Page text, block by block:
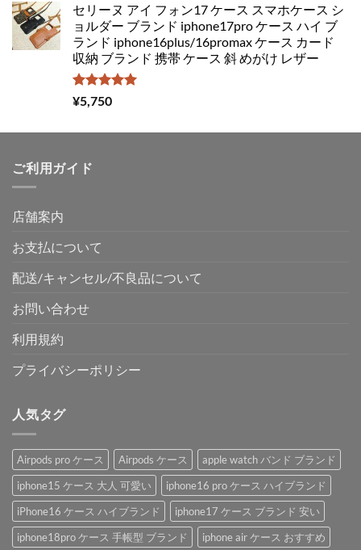
セリーヌ アイ フォン17 ケース スマホケース シ
ョルダー ブランド iphone17pro ケース ハイ ブ
ランド iphone16plus/16promax ケース カード
収納 ブランド 携帯 ケース 斜 めがけ レザー
5段階中
5.00
¥5,750
ご利用ガイド
店舗案内
お支払について
配送/キャンセル/不良品について
お問い合わせ
利用規約
プライバシーポリシー
人気タグ
Airpods pro ケース Airpods ケース
apple watch バンド ブランド
iphone15 ケース 大人 可愛い
iphone16 pro ケース ハイブランド
iPhone16 ケース ハイブランド
iphone17 ケース ブランド 安い
iphone18pro ケース 手帳型 ブランド
iphone air ケース おすすめ